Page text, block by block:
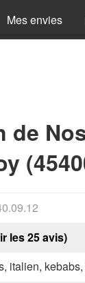
Mes envies
de
les 25 avis)
italien,